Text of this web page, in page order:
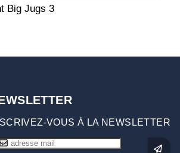
Big Jugs 3
VOUS À LA NEWSLETTER